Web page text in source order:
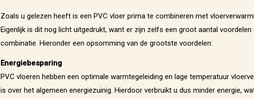
Zoals u gelezen heeft is een PVC vloer prima te combineren met
Eigenlijk is dit nog licht uitgedrukt, want er zijn zelfs een groot aantal voordelen
combinatie. Hieronder een opsomming van de grootste voordelen:
Energiebesparing
PVC vloeren hebben een optimale warmtegeleiding en lage temperatuur
is over het algemeen energiezuinig. Hierdoor verbruikt u dus minder energie,